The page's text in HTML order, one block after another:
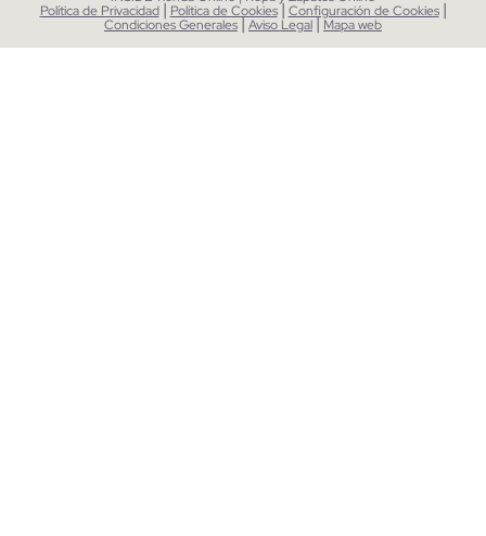
Política de Privacidad | Política de Cookies| Configuración de Cookies |
Condiciones Generales|Aviso Legal| Mapa web